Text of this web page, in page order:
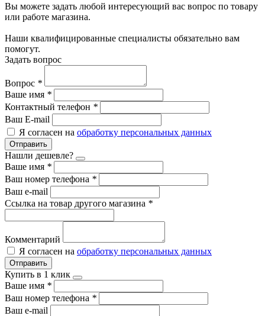
Вы можете задать любой интересующий вас вопрос по товару
или работе магазина.
Наши квалифицированные специалисты обязательно вам
помогут.
Задать вопрос
Вопрос *
Ваше имя *
Контактный телефон *
Ваш E-mail
Я согласен на обработку персональных данных
Отправить
Нашли дешевле?
Ваше имя *
Ваш номер телефона *
Ваш e-mail
Ссылка на товар другого магазина *
Комментарий
Я согласен на обработку персональных данных
Отправить
Купить в 1 клик
Ваше имя *
Ваш номер телефона *
Ваш e-mail